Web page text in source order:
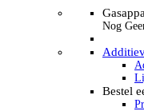
Nog
Bestel